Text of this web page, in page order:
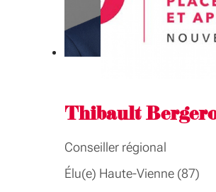
GROUPE INTER-ASSEMBLÉE
Performance
numerique, filières,
Thibault
Conseiller régional
Élu(e) Haute-Vienne (87)